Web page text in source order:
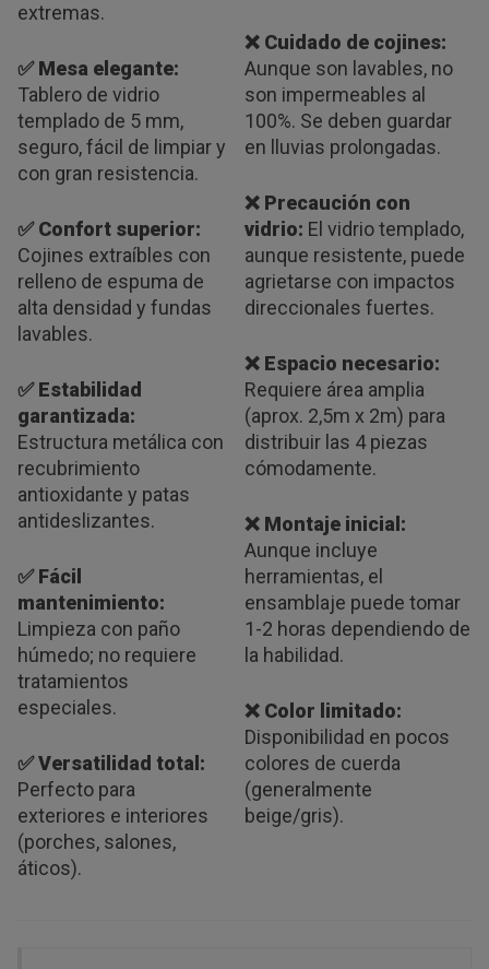
extremas.
✅ Mesa elegante:
Tablero de vidrio
templado de 5 mm,
seguro, fácil de limpiar y
con gran resistencia.
✅ Confort superior:
Cojines extraíbles con
relleno de espuma de
alta densidad y fundas
lavables.
✅ Estabilidad
garantizada:
Estructura metálica con
recubrimiento
antioxidante y patas
antideslizantes.
✅ Fácil
mantenimiento:
Limpieza con paño
húmedo; no requiere
tratamientos
especiales.
✅ Versatilidad total:
Perfecto para
exteriores e interiores
(porches, salones,
áticos).
❌ Cuidado de cojines:
Aunque son lavables, no
son impermeables al
100%. Se deben guardar
en lluvias prolongadas.
❌ Precaución con
vidrio: El vidrio templado,
aunque resistente, puede
agrietarse con impactos
direccionales fuertes.
❌ Espacio necesario:
Requiere área amplia
(aprox. 2,5m x 2m) para
distribuir las 4 piezas
cómodamente.
❌ Montaje inicial:
Aunque incluye
herramientas, el
ensamblaje puede tomar
1-2 horas dependiendo de
la habilidad.
❌ Color limitado:
Disponibilidad en pocos
colores de cuerda
(generalmente
beige/gris).